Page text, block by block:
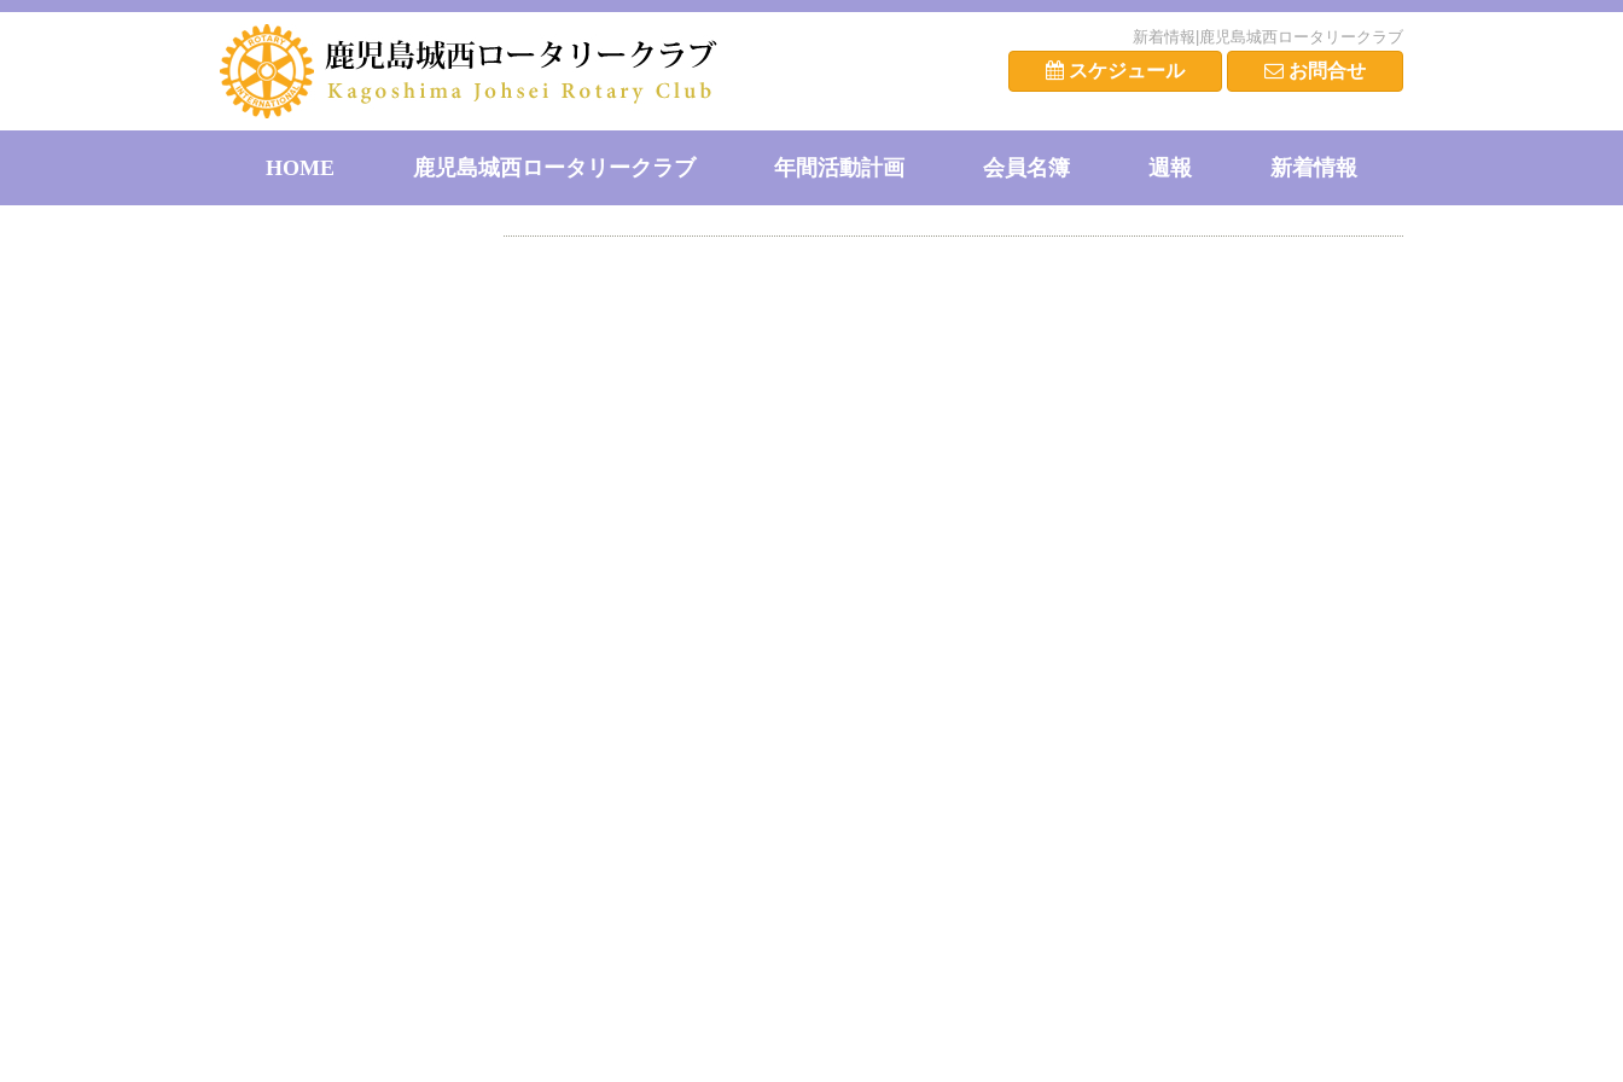
新着情報|鹿児島城西ロータリークラブ
スケジュール お問合せ
HOME 鹿児島城西ロータリークラブ
クラブ概況
会長挨拶
歴代会長・幹事
理事･役員･委員会構成
年間活動計画 会員名簿 週報 新着情報